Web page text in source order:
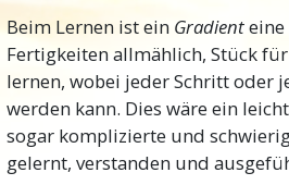
Beim Lernen ist ein Gradient
Fertigkeiten allmählich, Stück
lernen, wobei jeder Schritt oder
werden kann. Dies wäre ein
sogar komplizierte und
gelernt, verstanden und